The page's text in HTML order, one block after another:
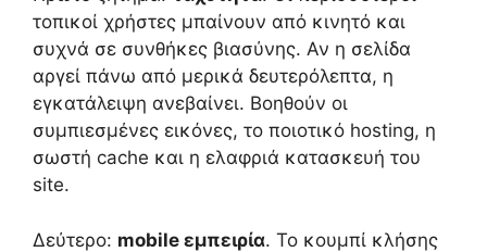
τοπικοί χρήστες μπαίνουν από κινητό και
συχνά σε συνθήκες βιασύνης. Αν η σελίδα
αργεί πάνω από μερικά δευτερόλεπτα, η
εγκατάλειψη ανεβαίνει. Βοηθούν οι
συμπιεσμένες εικόνες, το ποιοτικό hosting, η
σωστή cache και η ελαφριά κατασκευή του
site.
Δεύτερο: mobile εμπειρία. Το κουμπί κλήσης